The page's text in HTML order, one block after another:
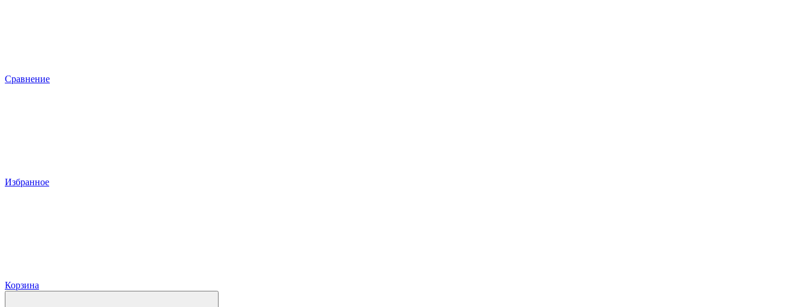
Сравнение
Избранное
Корзина